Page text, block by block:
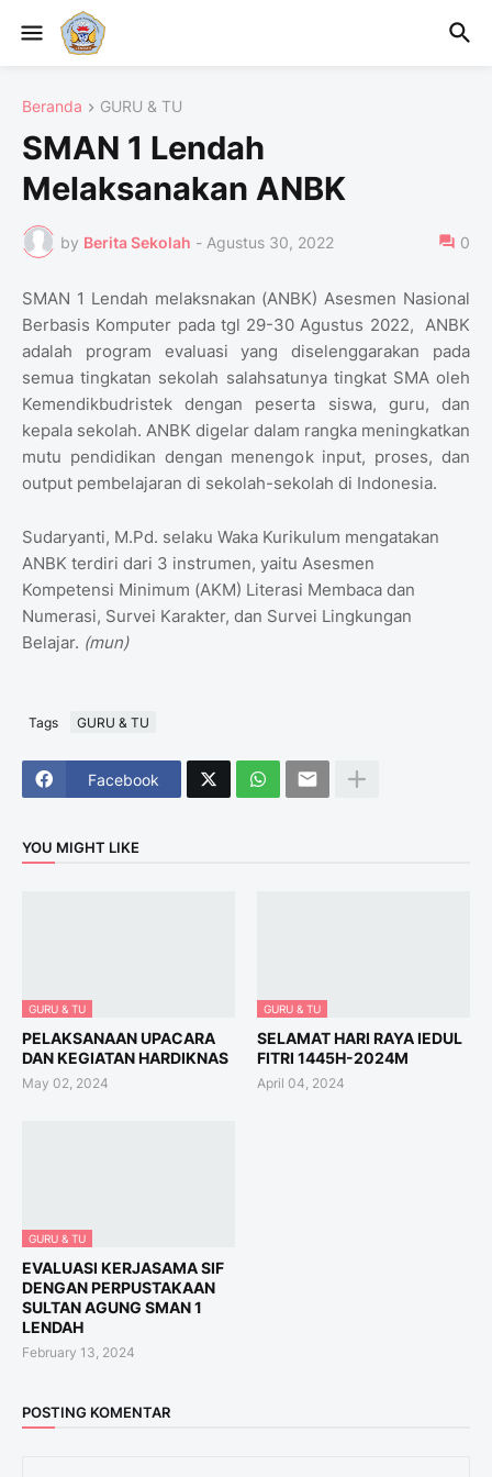
Beranda GURU & TU
SMAN 1 Lendah
Melaksanakan ANBK
by Berita Sekolah - Agustus 30, 2022 0
SMAN 1 Lendah melaksnakan (ANBK) Asesmen Nasional
Berbasis Komputer pada tgl 29-30 Agustus 2022, ANBK
adalah program evaluasi yang diselenggarakan pada
semua tingkatan sekolah salahsatunya tingkat SMA oleh
Kemendikbudristek dengan peserta siswa, guru, dan
kepala sekolah. ANBK digelar dalam rangka meningkatkan
mutu pendidikan dengan menengok input, proses, dan
output pembelajaran di sekolah-sekolah di Indonesia.
Sudaryanti, M.Pd. selaku Waka Kurikulum mengatakan
ANBK terdiri dari 3 instrumen, yaitu Asesmen
Kompetensi Minimum (AKM) Literasi Membaca dan
Numerasi, Survei Karakter, dan Survei Lingkungan
Belajar. (mun)
Tags GURU & TU
Facebook
YOU MIGHT LIKE
GURU & TU
PELAKSANAAN UPACARA
DAN KEGIATAN HARDIKNAS
May 02, 2024
GURU & TU
SELAMAT HARI RAYA IEDUL
FITRI 1445H-2024M
April 04, 2024
GURU & TU
EVALUASI KERJASAMA SIF
DENGAN PERPUSTAKAAN
SULTAN AGUNG SMAN 1
LENDAH
February 13, 2024
POSTING KOMENTAR